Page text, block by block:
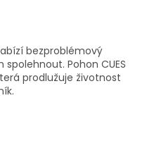
bezproblémový
Pohon CUES
prodlužuje životnost